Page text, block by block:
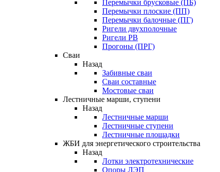
Перемычки брусковые (ПБ)
Перемычки плоские (ПП)
Перемычки балочные (ПГ)
Ригели двухполочные
Ригели РВ
Прогоны (ПРГ)
Сваи
Назад
Забивные сваи
Сваи составные
Мостовые сваи
Лестничные марши, ступени
Назад
Лестничные марши
Лестничные ступени
Лестничные площадки
ЖБИ для энергетического строительства
Назад
Лотки электротехнические
Опоры ЛЭП